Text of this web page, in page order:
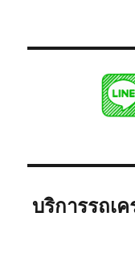
ที่
บริการรถเ